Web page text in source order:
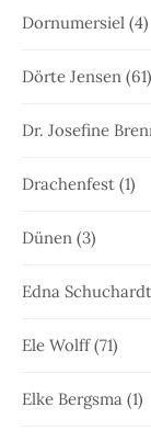
Dornumersiel (4)
Dörte Jensen (61)
Dr. Josefine
Drachenfest (1)
Dünen (3)
Edna Schuchardt
Ele Wolff(71)
Elke Bergsma (1)